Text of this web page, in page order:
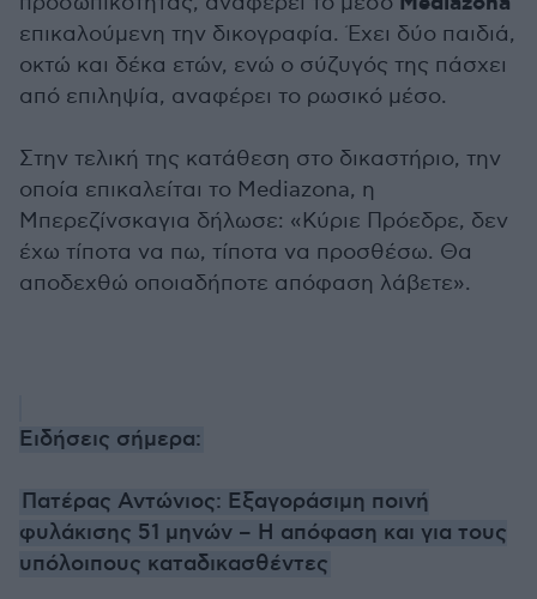
επικαλούμενη την δικογραφία. Έχει δύο παιδιά,
οκτώ και δέκα ετών, ενώ ο σύζυγός της πάσχει
από επιληψία, αναφέρει το ρωσικό μέσο.
Στην τελική της κατάθεση στο δικαστήριο, την
οποία επικαλείται το Mediazona, η
Μπερεζίνσκαγια δήλωσε: «Κύριε Πρόεδρε, δεν
έχω τίποτα να πω, τίποτα να προσθέσω. Θα
αποδεχθώ οποιαδήποτε απόφαση λάβετε».
Ειδήσεις σήμερα:
Πατέρας Αντώνιος: Εξαγοράσιμη ποινή
φυλάκισης 51 μηνών – Η απόφαση και για τους
υπόλοιπους καταδικασθέντες